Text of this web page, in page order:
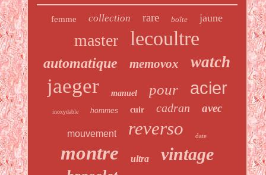
femme collection rare boîte jaune
master lecoultre
automatique memovox watch
jaeger manuel pour acier
inoxydable hommes cuir cadran avec
mouvement reverso date
montre ultra vintage